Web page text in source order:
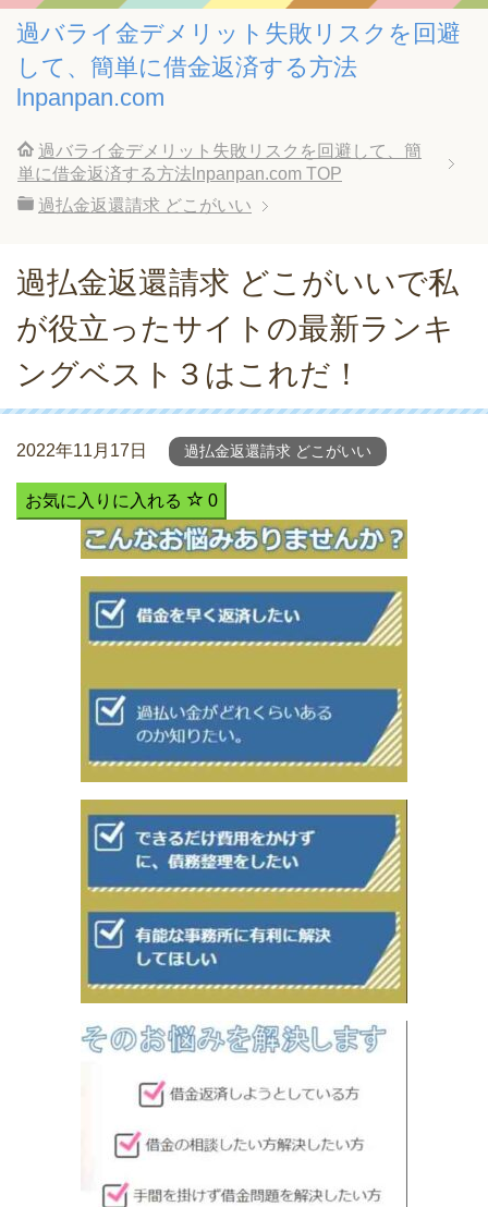
過バライ金デメリット失敗リスクを回避
して、簡単に借金返済する方法
lnpanpan.com
過バライ金デメリット失敗リスクを回避して、簡
単に借金返済する方法lnpanpan.com TOP
過払金返還請求 どこがいい
過払金返還請求 どこがいいで私
が役立ったサイトの最新ランキ
ングベスト３はこれだ！
2022年11月17日 過払金返還請求 どこがいい
お気に入りに入れる 0